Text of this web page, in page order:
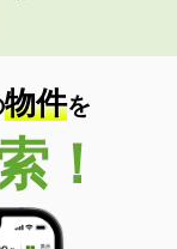
物件を
！